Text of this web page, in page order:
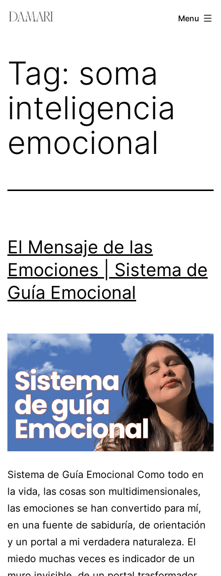
Damari
Creativity
Mentor
Menu
Tag: soma
inteligencia
emocional
El Mensaje de las
Emociones | Sistema de
Guía Emocional
Sistema de Guía Emocional Como todo en
la vida, las cosas son multidimensionales,
las emociones se han convertido para mí,
en una fuente de sabiduría, de orientación
y un portal a mi verdadera naturaleza. El
miedo muchas veces es indicador de un